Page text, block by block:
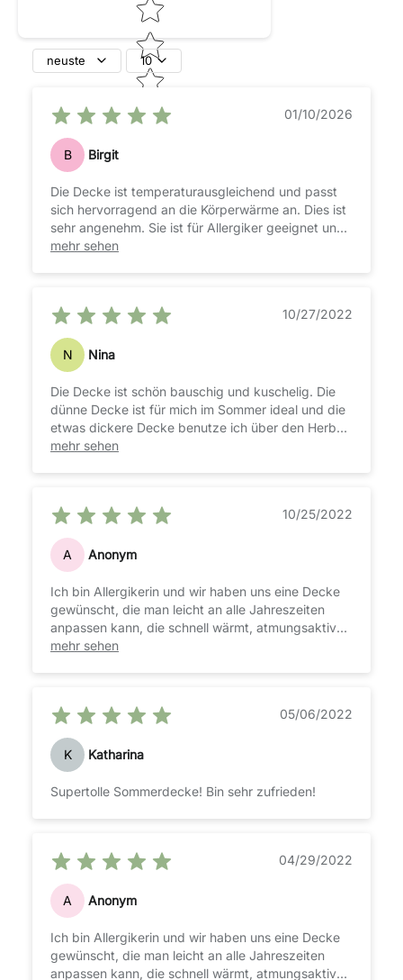
neuste 10
01/10/2026
B Birgit
Die Decke ist temperaturausgleichend und passt
sich hervorragend an die Körperwärme an. Dies ist
sehr angenehm. Sie ist für Allergiker geeignet und
waschbar. Mit der Kombidecke kann jede
mehr sehen
10/27/2022
N Nina
Die Decke ist schön bauschig und kuschelig. Die
dünne Decke ist für mich im Sommer ideal und die
etwas dickere Decke benutze ich über den Herbst.
Wenn es im Winter kälter wird binde ich beide
trocknergeeignet was mir aufgrund meiner Allergie
sehr wichtig ist
mehr sehen
10/25/2022
A Anonym
Ich bin Allergikerin und wir haben uns eine Decke
gewünscht, die man leicht an alle Jahreszeiten
anpassen kann, die schnell wärmt, atmungsaktiv
ist damit man nicht schwitzt und kuschelig bequem
wir uns mit dieser Decke (200x200cm) beide
super wohl. Klare Kaufempfehlung!
mehr sehen
05/06/2022
K Katharina
Supertolle Sommerdecke! Bin sehr zufrieden!
04/29/2022
A Anonym
Ich bin Allergikerin und wir haben uns eine Decke
gewünscht, die man leicht an alle Jahreszeiten
anpassen kann, die schnell wärmt, atmungsaktiv